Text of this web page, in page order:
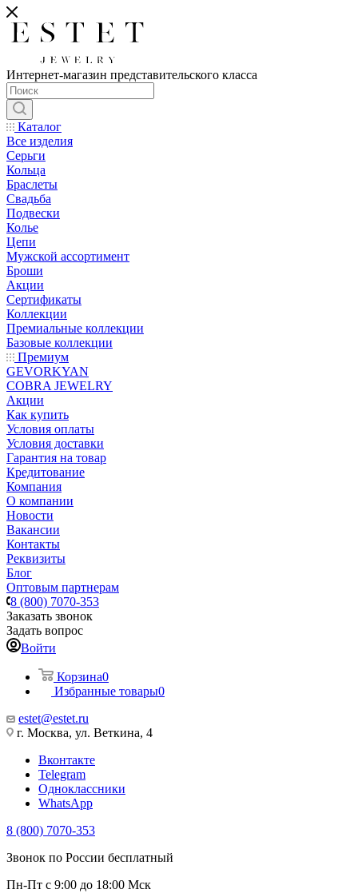
Интернет-магазин представительского класса
Каталог
Все изделия
Серьги
Кольца
Браслеты
Свадьба
Подвески
Колье
Цепи
Мужской ассортимент
Броши
Акции
Сертификаты
Коллекции
Премиальные коллекции
Базовые коллекции
Премиум
GEVORKYAN
COBRA JEWELRY
Акции
Как купить
Условия оплаты
Условия доставки
Гарантия на товар
Кредитование
Компания
О компании
Новости
Вакансии
Контакты
Реквизиты
Блог
Оптовым партнерам
8 (800) 7070-353
Заказать звонок
Задать вопрос
Войти
Корзина0
Избранные товары0
estet@estet.ru
г. Москва, ул. Веткина, 4
Вконтакте
Telegram
Одноклассники
WhatsApp
8 (800) 7070-353
Звонок по России бесплатный
Пн-Пт с 9:00 до 18:00 Мск